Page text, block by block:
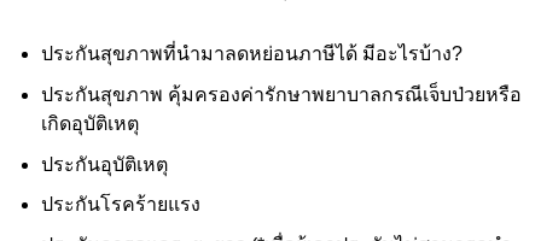
ประกันสุขภาพที่นำมาลดหย่อนภาษีได้ มีอะไรบ้าง?
ประกันสุขภาพ คุ้มครองค่ารักษาพยาบาลกรณีเจ็บป่วยหรือ
เกิดอุบัติเหตุ
ประกันอุบัติเหตุ
ประกันโรคร้ายแรง